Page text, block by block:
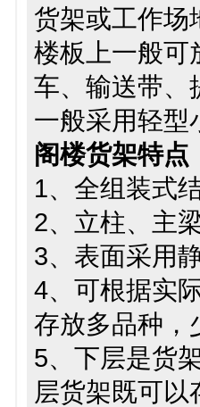
货架或工作场
楼板上一般可
车、输送带、
一般采用轻型
阁楼货架特点
1、全组装式
2、立柱、主
3、表面采用
4、可根据实
存放多品种，
5、下层是货
层货架既可